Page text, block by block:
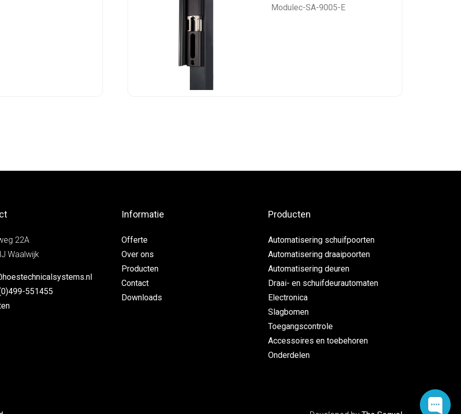
Modulec-SA-9005-E
22A
Waalwijk
551455
Informatie
Offerte
Over ons
Producten
Contact
Downloads
Producten
Automatisering schuifpoorten
Automatisering draaipoorten
Automatisering deuren
Draai- en schuifdeurautomaten
Electronica
Slagbomen
Toegangscontrole
Accessoires en toebehoren
Onderdelen